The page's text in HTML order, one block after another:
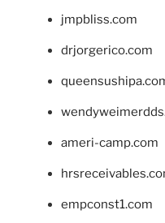
jmpbliss.com
drjorgerico.com
ameri-camp.com
empconst1.com